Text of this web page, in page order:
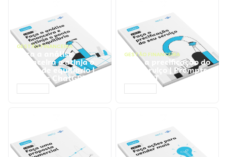
GESTÃO FINANCEIRA
Faça a análise
financeira e atinja o
ponto de equilíbrio |
Prompts ChatGPT
GESTÃO FINANCEIRA
Faça a precificação do
seu serviço | Prompts
ChatGPT